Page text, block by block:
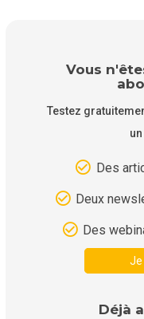
Vous
Testez
Des
Deux
Des
Je
Déjà